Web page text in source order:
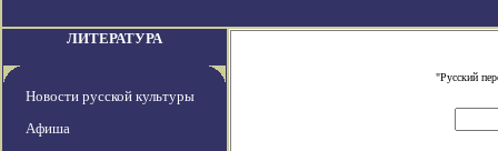
ЛИТЕРАТУРА
Новости русской культуры
Афиша
"Русский